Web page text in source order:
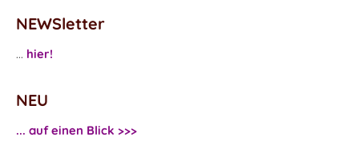
NEWSletter
... hier!
NEU
... auf einen Blick >>>